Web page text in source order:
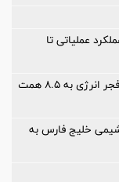
۱۴۰۵؛ از بهبود عملکرد عملیاتی تا
«بفجر» در مسیر بازسازی و جهش؛ سود خالص فجر انرژی به ۸.۵ همت
پتروشیمی خلیج فارس به